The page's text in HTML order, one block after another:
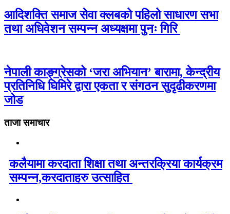
आदिशक्ति समाज सेवा क्लबको पहिलो साधारण सभा
तथा अधिवेशन सम्पन्न अध्यक्षमा पुनः गिरि
नेपाली काङ्ग्रेसको ‘जरा अभियान’ बारामा, केन्द्रीय
प्रतिनिधि घिमिरे द्वारा एकता र संगठन सुदृढीकरणमा
जोड
ताजा समाचार
कलैयामा करदाता शिक्षा तथा अन्तरक्रिया कार्यक्रम
सम्पन्न,करदाताहरु उत्साहित